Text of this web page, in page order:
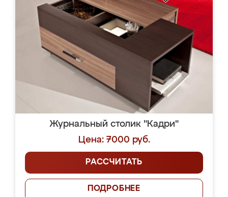
Журнальный столик "Кадри"
Цена: 7000 руб.
РАССЧИТАТЬ
ПОДРОБНЕЕ